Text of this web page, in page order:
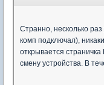
Странно, несколько
комп подключал),
открывается
смену устройства. В